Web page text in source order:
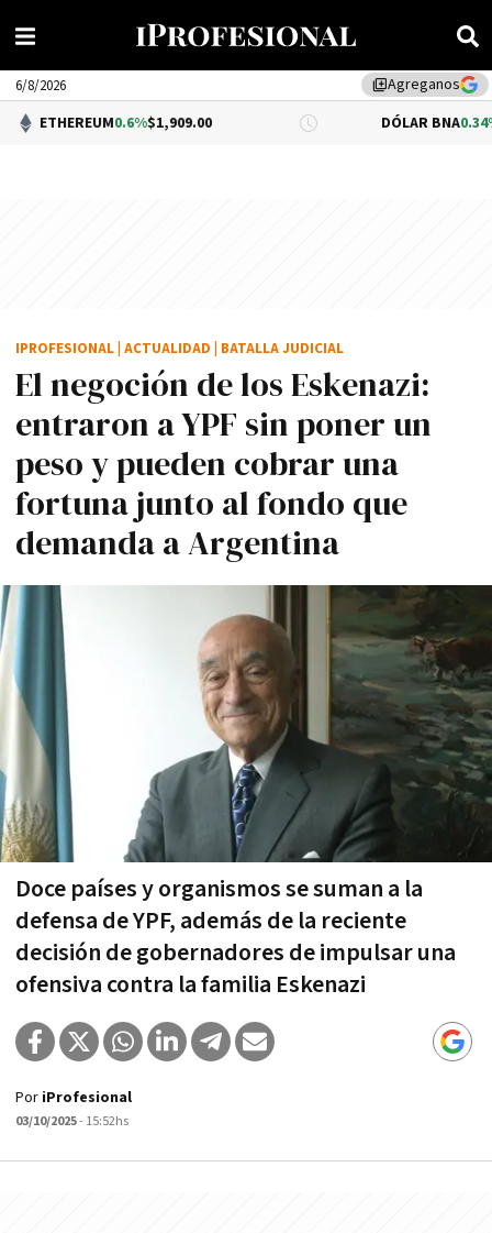
library_addAgreganos
6/8/2026
0.6%$1,909.00 DÓLAR BNA 0.34%$1,520.00
El negoción de los Eskenazi:
entraron a YPF sin poner un
peso y pueden cobrar una
fortuna junto al fondo que
demanda a Argentina
Doce países y organismos se suman a la
defensa de YPF, además de la reciente
decisión de gobernadores de impulsar una
ofensiva contra la familia Eskenazi
IPROFESIONAL ACTUALIDAD BATALLA JUDICIAL
Por iProfesional
03/10/2025- 15:52hs